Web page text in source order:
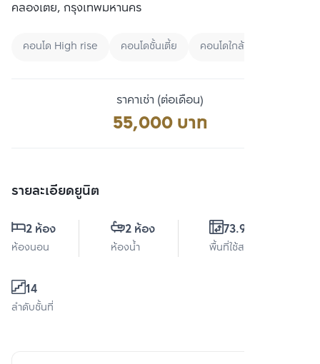
คลองเตย, กรุงเทพมหานคร
คอนโด High rise คอนโดชั้นเตี้ย คอนโดใกล้ BTS
ราคาเช่า (ต่อเดือน)
55,000 บาท
รายละเอียดยูนิต
2 ห้อง
ห้องนอน
2 ห้อง
ห้องน้ำ
73.95 ตร.ม.
พื้นที่ใช้สอย
14
ลำดับชั้นที่